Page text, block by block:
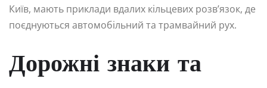
Київ, мають приклади вдалих кільцевих розв’язок, де
поєднуються автомобільний та трамвайний рух.
Дорожні знаки та